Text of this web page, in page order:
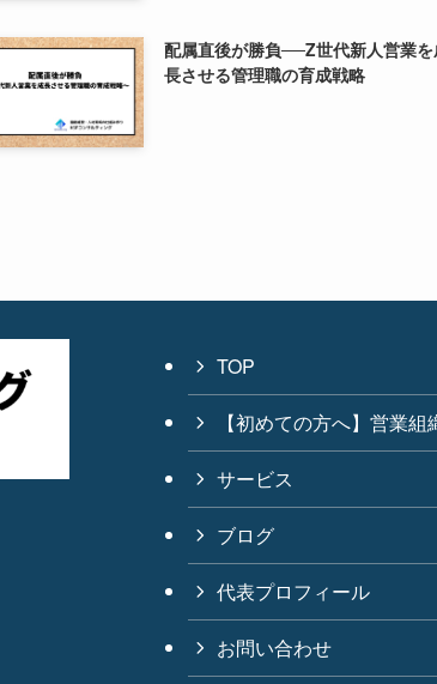
配属直後が勝負──Z世代新人営業を
長させる管理職の育成戦略
TOP
【初めての方へ】営業
サービス
ブログ
代表プロフィール
お問い合わせ